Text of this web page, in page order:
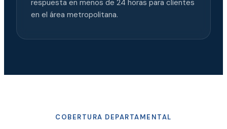
respuesta en menos de 24 horas para clientes
en el área metropolitana.
COBERTURA DEPARTAMENTAL